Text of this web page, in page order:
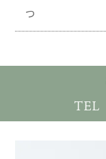
つ
TEL